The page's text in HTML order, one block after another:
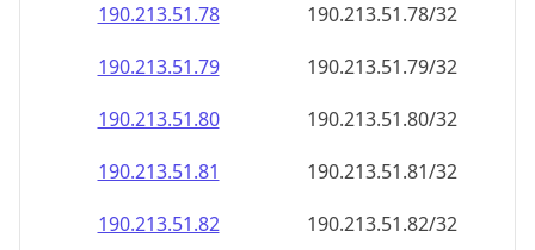
190.213.51.78
190.213.51.78/32
190.213.51.79
190.213.51.79/32
190.213.51.80
190.213.51.80/32
190.213.51.81
190.213.51.81/32
190.213.51.82
190.213.51.82/32